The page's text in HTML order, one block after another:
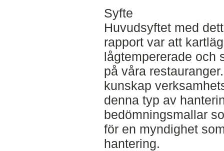
Syfte
Huvudsyftet med
rapport var att
lågtempererade och
på våra
kunskap
denna typ av
bedömningsmallar
för en myndighet
hantering.